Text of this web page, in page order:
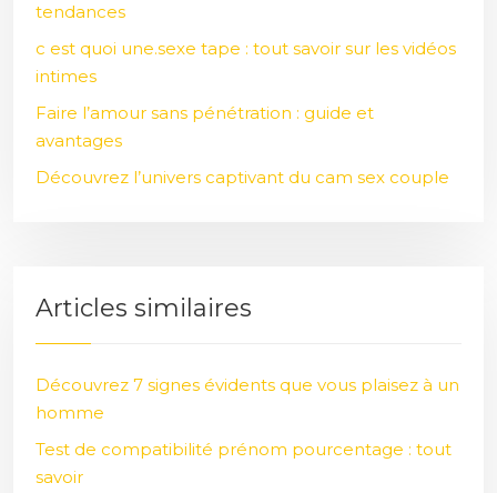
tendances
c est quoi une.sexe tape : tout savoir sur les vidéos
intimes
Faire l’amour sans pénétration : guide et
avantages
Découvrez l’univers captivant du cam sex couple
Articles similaires
Découvrez 7 signes évidents que vous plaisez à un
homme
Test de compatibilité prénom pourcentage : tout
savoir